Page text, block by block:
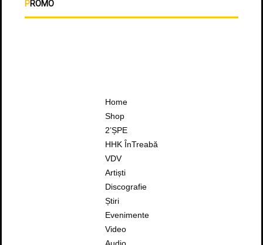
PROMO
Home
Shop
2’ȘPE
HHK ÎnTreabă
VDV
Artiști
Discografie
Știri
Evenimente
Video